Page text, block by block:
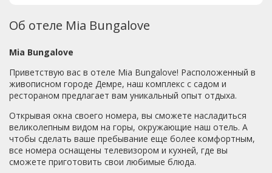
Об отеле Mia Bungalove
Mia Bungalove
Приветствую вас в отеле Mia Bungalove! Расположенный в
живописном городе Демре, наш комплекс с садом и
рестораном предлагает вам уникальный опыт отдыха.
Открывая окна своего номера, вы сможете насладиться
великолепным видом на горы, окружающие наш отель. А
чтобы сделать ваше пребывание еще более комфортным,
все номера оснащены телевизором и кухней, где вы
сможете приготовить свои любимые блюда.